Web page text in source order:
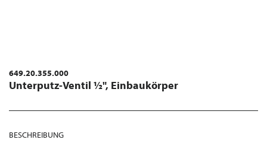
649.20.355.000
Unterputz-Ventil ½", Einbaukörper
BESCHREIBUNG